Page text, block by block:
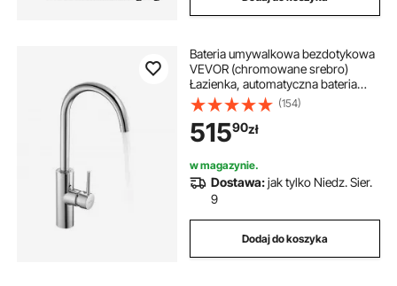
Bateria umywalkowa bezdotykowa
VEVOR (chromowane srebro)
Łazienka, automatyczna bateria
umywalkowa, bateria z czujnikiem
ruchu, bateria umywalkowa, bateria
toaletowa, bateria umywalkowa,
bateria jednouchwytowa
(154)
51590zł
w magazynie.
Dostawa:jak tylko Niedz. Sier.
9
Dodaj do koszyka